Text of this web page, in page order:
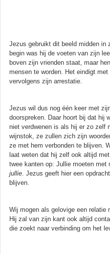
Jezus gebruikt dit beeld midden in
begin was hij de voeten van zijn
boven zijn vrienden staat, maar
mensen te worden. Het eindigt
vervolgens zijn arrestatie.
Jezus wil dus nog één keer met
doorspreken. Daar hoort bij dat hij
niet verdwenen is als hij er zo zelf
wijnstok, ze zullen zich zijn
ze met hem verbonden te blijven.
laat weten dat hij zelf ook altijd
twee kanten op: Jullie moeten met
jullie . Jezus geeft hier een
blijven.
Wij mogen als gelovige een relatie
Hij zal van zijn kant ook altijd
die zoekt naar verbinding om het